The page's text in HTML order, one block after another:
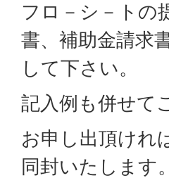
フロ－シ－トの
書、補助金請求
して下さい。
記入例も併せて
お申し出頂けれ
同封いたします。